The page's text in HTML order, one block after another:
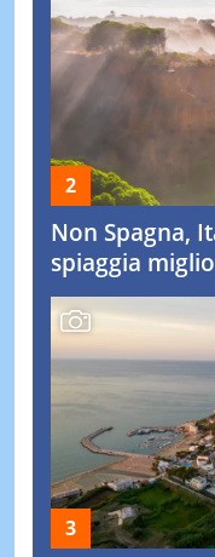
Non Spagna,
spiaggia